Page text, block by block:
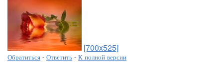
[700x525]
Обратиться - Ответить - К полной версии